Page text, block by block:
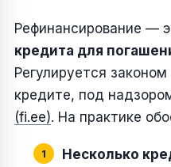
Рефинансирование —
кредита для
Регулируется
кредите, под
(fi.ee). На практике
Несколько